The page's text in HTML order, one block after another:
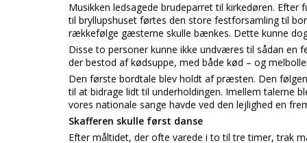
Musikken ledsagede brudeparret til kirkedøren.
til bryllupshuset førtes den store festforsamling til
rækkefølge gæsterne skulle bænkes. Dette kunne
Disse to personer kunne ikke undværes til sådan
der bestod af kødsuppe, med både kød – og
Den første bordtale blev holdt af præsten. Den
til at bidrage lidt til underholdingen. Imellem talerne
vores nationale sange havde ved den lejlighed en
Skafferen skulle først danse
Efter måltidet, der ofte varede i to til tre timer, trak